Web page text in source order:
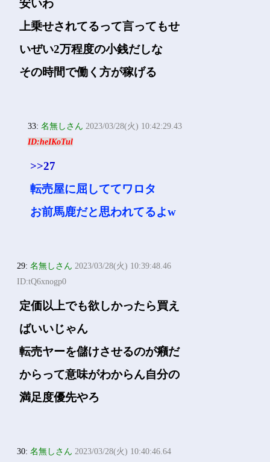
安いわ
上乗せされてるって言ってもせ
いぜい2万程度の小銭だしな
その時間で働く方が稼げる
33:名無しさん 2023/03/28(火) 10:42:29.43
ID:heIKoTul
>>27
転売屋に屈しててワロタ
お前馬鹿だと思われてるよw
29:名無しさん 2023/03/28(火) 10:39:48.46
ID:tQ6xnogp0
定価以上でも欲しかったら買え
ばいいじゃん
転売ヤーを儲けさせるのが癪だ
からって意味がわからん自分の
満足度優先やろ
30:名無しさん 2023/03/28(火) 10:40:46.64